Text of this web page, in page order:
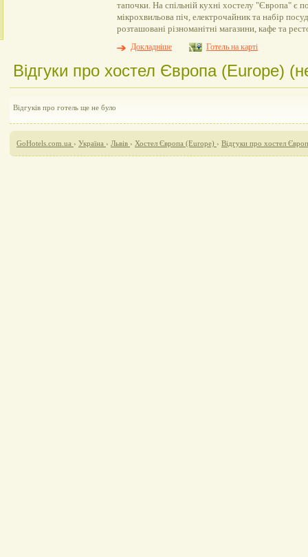
тапочки. На спільній кухні хостелу "Європа" є
мікрохвильова піч, електрочайник та набір
розташовані різноманітні магазини, кафе та
Докладніше
Готель на карті
Відгуки про хостел Європа (Europe)
Відгуків про готель ще не було
GoHotels.com.ua › Україна › Львів › Хостел Європа (Europe) › Відгуки про хостел